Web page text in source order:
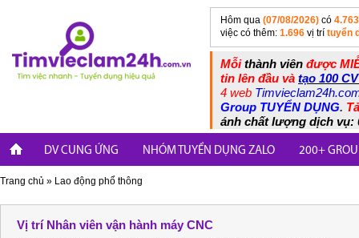
Hôm qua (07/08/2026) có 4.763
việc có thêm: 1.696 vị trí tuyển
Mỗithành viên được
tin lên đầu và tạo 100
4 web
Group TUYỂN DỤNG.
ánh chất lượng dịch vụ:
DV CUNG ỨNG NHÓM TUYỂN DỤNG ZALO 200+
Trang chủ » Lao động phổ thông
Vị trí Nhân viên vận hành máy CNC